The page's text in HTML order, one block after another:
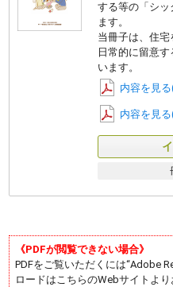
する等の「シ
ます。
当冊子は、住宅
日常的に留意
います。
内容を見
内容を見
《PDFが閲覧できない場合》
PDFをご覧いただくには“Adobe
ロードはこちらのWebサイトより